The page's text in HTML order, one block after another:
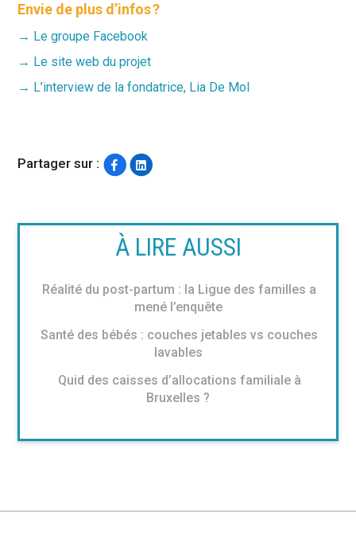
Envie de plus d’infos ?
→ Le groupe Facebook
→ Le site web du projet
→ L’interview de la fondatrice, Lia De Mol
Partager sur :
À LIRE AUSSI
Réalité du post-partum : la Ligue des familles a
mené l’enquête
Santé des bébés : couches jetables vs couches
lavables
Quid des caisses d’allocations familiale à
Bruxelles ?